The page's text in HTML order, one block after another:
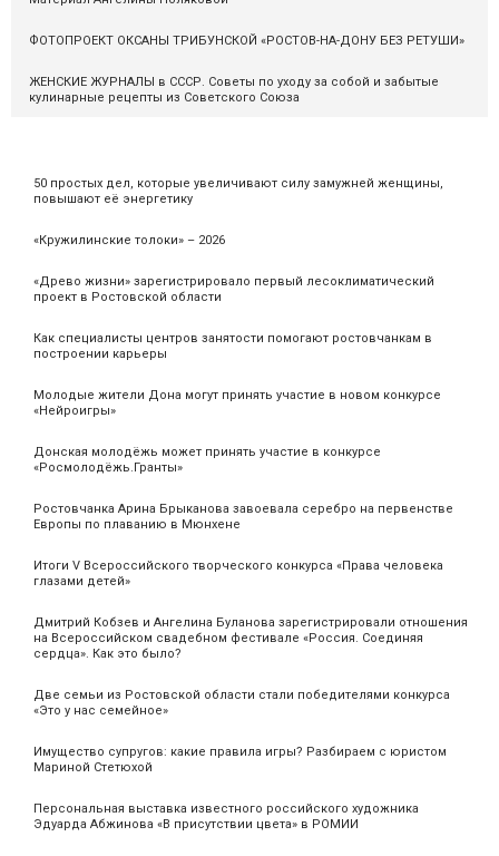
50 простых дел, которые увеличивают силу замужней женщины,
повышают её энергетику
«Кружилинские толоки» – 2026
«Древо жизни» зарегистрировало первый лесоклиматический
проект в Ростовской области
Как специалисты центров занятости помогают ростовчанкам в
построении карьеры
Молодые жители Дона могут принять участие в новом конкурсе
«Нейроигры»
Донская молодёжь может принять участие в конкурсе
«Росмолодёжь.Гранты»
Ростовчанка Арина Брыканова завоевала серебро на первенстве
Европы по плаванию в Мюнхене
Итоги V Всероссийского творческого конкурса «Права человека
глазами детей»
Дмитрий Кобзев и Ангелина Буланова зарегистрировали отношения
на Всероссийском свадебном фестивале «Россия. Соединяя
сердца». Как это было?
Две семьи из Ростовской области стали победителями конкурса
«Это у нас семейное»
Имущество супругов: какие правила игры? Разбираем с юристом
Мариной Стетюхой
Персональная выставка известного российского художника
Эдуарда Абжинова «В присутствии цвета» в РОМИИ
ФОТОПРОЕКТ ОКСАНЫ ТРИБУНСКОЙ «РОСТОВ-НА-ДОНУ БЕЗ РЕТУШИ»
ЖЕНСКИЕ ЖУРНАЛЫ в СССР. Советы по уходу за собой и забытые
кулинарные рецепты из Советского Союза